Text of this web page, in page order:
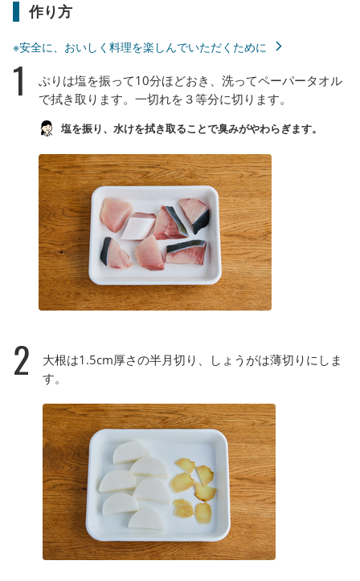
作り方
※安全に、おいしく料理を楽しんでいただくために
1
ぶりは塩を振って10分ほどおき、洗ってペーパータオル
で拭き取ります。一切れを３等分に切ります。
塩を振り、水けを拭き取ることで臭みがやわらぎます。
2
大根は1.5cm厚さの半月切り、しょうがは薄切りにしま
す。